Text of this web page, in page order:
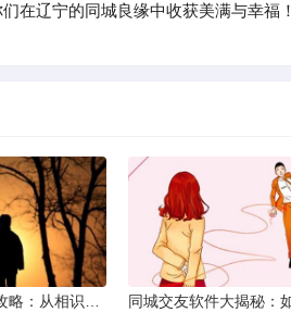
在辽宁的同城良缘中收获美满与幸福！